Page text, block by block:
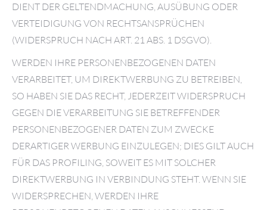
DIENT DER GELTENDMACHUNG, AUSÜBUNG ODER
VERTEIDIGUNG VON RECHTSANSPRÜCHEN
(WIDERSPRUCH NACH ART. 21 ABS. 1 DSGVO).
WERDEN IHRE PERSONENBEZOGENEN DATEN
VERARBEITET, UM DIREKTWERBUNG ZU BETREIBEN,
SO HABEN SIE DAS RECHT, JEDERZEIT WIDERSPRUCH
GEGEN DIE VERARBEITUNG SIE BETREFFENDER
PERSONENBEZOGENER DATEN ZUM ZWECKE
DERARTIGER WERBUNG EINZULEGEN; DIES GILT AUCH
FÜR DAS PROFILING, SOWEIT ES MIT SOLCHER
DIREKTWERBUNG IN VERBINDUNG STEHT. WENN SIE
WIDERSPRECHEN, WERDEN IHRE